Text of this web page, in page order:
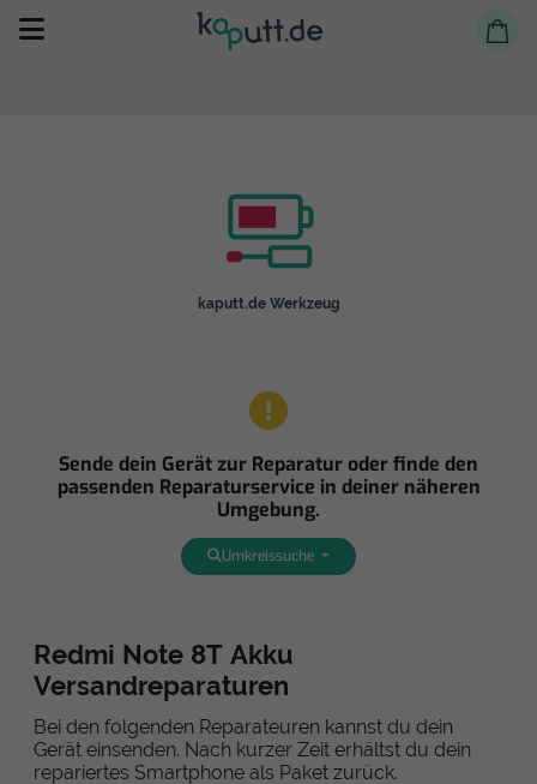
Selbst reparieren
kaputt.de Werkzeug
Sende dein Gerät zur Reparatur oder finde den
passenden Reparaturservice in deiner näheren
Umgebung.
Umkreissuche
Redmi Note 8T Akku
Versandreparaturen
Bei den folgenden Reparateuren kannst du dein
Gerät einsenden. Nach kurzer Zeit erhältst du dein
repariertes Smartphone als Paket zurück.